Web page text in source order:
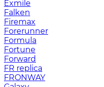
Exmile
Falken
Firemax
Forerunner
Formula
Fortune
Forward
FR replica
FRONWAY